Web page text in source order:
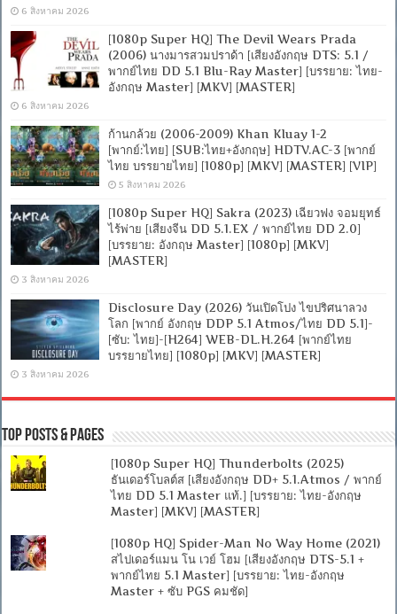
6 สิงหาคม 2026
[1080p Super HQ] The Devil Wears Prada
(2006) นางมารสวมปราด้า [เสียงอังกฤษ DTS: 5.1 /
พากย์ไทย DD 5.1 Blu-Ray Master] [บรรยาย: ไทย-
อังกฤษ Master] [MKV] [MASTER]
6 สิงหาคม 2026
ก้านกล้วย (2006-2009) Khan Kluay 1-2
[พากย์:ไทย] [SUB:ไทย+อังกฤษ] HDTV.AC-3 [พากย์
ไทย บรรยายไทย] [1080p] [MKV] [MASTER] [VIP]
5 สิงหาคม 2026
[1080p Super HQ] Sakra (2023) เฉียวฟง จอมยุทธ์
ไร้พ่าย [เสียงจีน DD 5.1.EX / พากย์ไทย DD 2.0]
[บรรยาย: อังกฤษ Master] [1080p] [MKV]
[MASTER]
3 สิงหาคม 2026
Disclosure Day (2026) วันเปิดโปง ไขปริศนาลวง
โลก [พากย์ อังกฤษ DDP 5.1 Atmos/ไทย DD 5.1]-
[ซับ: ไทย]-[H264] WEB-DL.H.264 [พากย์ไทย
บรรยายไทย] [1080p] [MKV] [MASTER]
3 สิงหาคม 2026
Top Posts & Pages
[1080p Super HQ] Thunderbolts (2025)
ธันเดอร์โบลต์ส [เสียงอังกฤษ DD+ 5.1.Atmos / พากย์
ไทย DD 5.1 Master แท้.] [บรรยาย: ไทย-อังกฤษ
Master] [MKV] [MASTER]
[1080p HQ] Spider-Man No Way Home (2021)
สไปเดอร์แมน โน เวย์ โฮม [เสียงอังกฤษ DTS-5.1 +
พากย์ไทย 5.1 Master] [บรรยาย: ไทย-อังกฤษ
Master + ซับ PGS คมชัด]